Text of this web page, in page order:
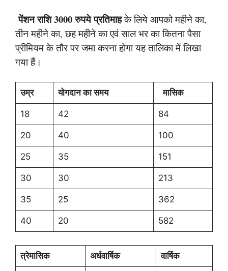
पेंशन राशि 3000 रुपये प्रतिमाहके लिये आपको महीने का,
तीन महीने का, छह महीने का एवं साल भर का कितना पैसा
प्रीमियम के तौर पर जमा करना होगा यह तालिका में लिखा
गया हैं।
उम्र योगदान का समय मासिक
18 42 84
20 40 100
25 35 151
30 30 213
35 25 362
40 20 582
त्रेमासिक अर्धवार्षिक वार्षिक